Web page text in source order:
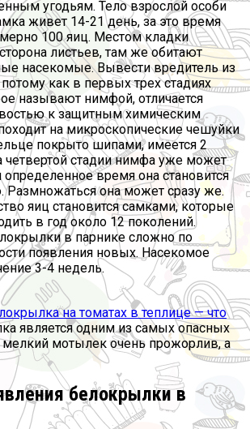
угодьям. Тело взрослой особи
живет 14-21 день, за это время
100 яиц. Местом кладки
листьев, там же обитают
насекомые. Вывести вредитель из
как в первых трех стадиях
называют нимфой, отличается
к защитным химическим
на микроскопические чешуйки
покрыто шипами, имеется 2
четвертой стадии нимфа уже может
определенное время она становится
Размножаться она может сразу же.
яиц становится самками, которые
в год около 12 поколений.
в парнике сложно по
появления новых. Насекомое
3-4 недель.
на томатах в теплице — что
является одним из самых опасных
мелкий мотылек очень прожорлив, а
белокрылки в